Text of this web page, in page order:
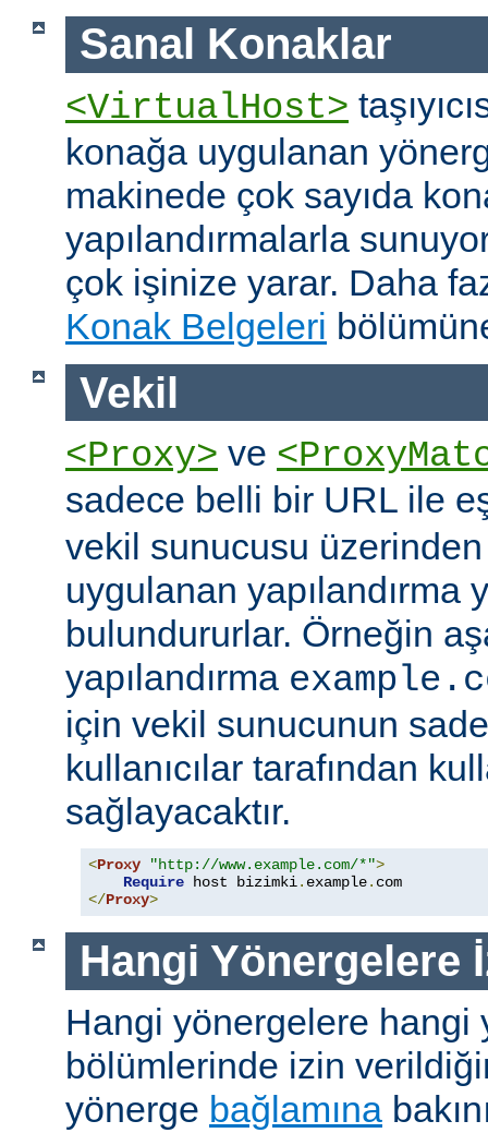
Sanal Konaklar
<VirtualHost>
konağa uygulanan
makinede çok sayıda
yapılandırmalarla
çok işinize yarar. Daha
Konak Belgeleri
Vekil
<Proxy> ve
sadece belli bir URL ile
vekil sunucusu
uygulanan yapılandırma
bulundururlar. Örneğin
yapılandırma
için vekil sunucunun
kullanıcılar tarafından
sağlayacaktır.
<Proxy "http://www.example.com/*">
Require host bizimki. example.
</Proxy>
Hangi Yönergelere
Hangi yönergelere hangi
bölümlerinde izin
yönerge bağlamına